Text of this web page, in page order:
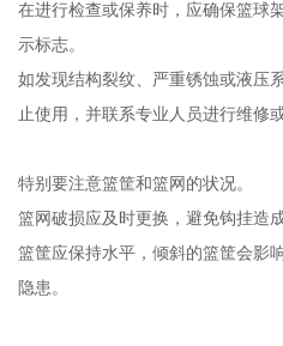
在进行检查或保养时，应确保篮球
示标志。
如发现结构裂纹、严重锈蚀或液压
止使用，并联系专业人员进行维修或
特别要注意篮筐和篮网的状况。
篮网破损应及时更换，避免钩挂造成
篮筐应保持水平，倾斜的篮筐会影
隐患。